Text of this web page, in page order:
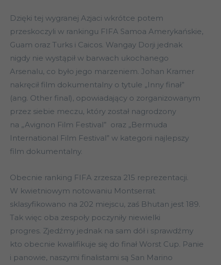
Dzięki tej wygranej Azjaci wkrótce potem
przeskoczyli w rankingu FIFA Samoa Amerykańskie,
Guam oraz Turks i Caicos. Wangay Dorji jednak
nigdy nie wystąpił w barwach ukochanego
Arsenalu, co było jego marzeniem. Johan Kramer
nakręcił film dokumentalny o tytule „Inny finał”
(ang. Other final), opowiadający o zorganizowanym
przez siebie meczu, który został nagrodzony
na „Avignon Film Festival” oraz „Bermuda
International Film Festival” w kategorii najlepszy
film dokumentalny.
Obecnie ranking FIFA zrzesza 215 reprezentacji.
W kwietniowym notowaniu Montserrat
sklasyfikowano na 202 miejscu, zaś Bhutan jest 189.
Tak więc oba zespoły poczyniły niewielki
progres. Zjedźmy jednak na sam dół i sprawdźmy
kto obecnie kwalifikuje się do finał Worst Cup. Panie
i panowie, naszymi finalistami są San Marino